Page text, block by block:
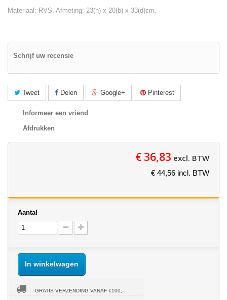
Materiaal: RVS. Afmeting: 23(h) x 20(b) x 33(d)cm.
Schrijf uw recensie
Tweet Delen Google+ Pinterest
Informeer een vriend
Afdrukken
€ 36,83 excl. BTW
€ 44,56 incl. BTW
Aantal
In winkelwagen
GRATIS VERZENDING VANAF €100,-